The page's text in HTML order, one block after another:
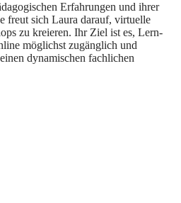
Erfahrungen und ihrer
freut sich Laura darauf, virtuelle
zu kreieren. Ihr Ziel ist es, Lern-
möglichst zugänglich und
dynamischen fachlichen